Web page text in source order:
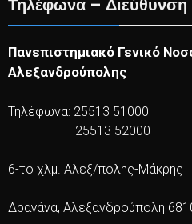
Τηλέφωνα – Διεύθυνση
Πανεπιστημιακό Γενικό
Αλεξανδρούπολης
Τηλέφωνα: 25513 51000
25513 52000
6-το χλμ. Αλεξ/πολης-Μάκρης
Δραγάνα, Αλεξανδρούπολη